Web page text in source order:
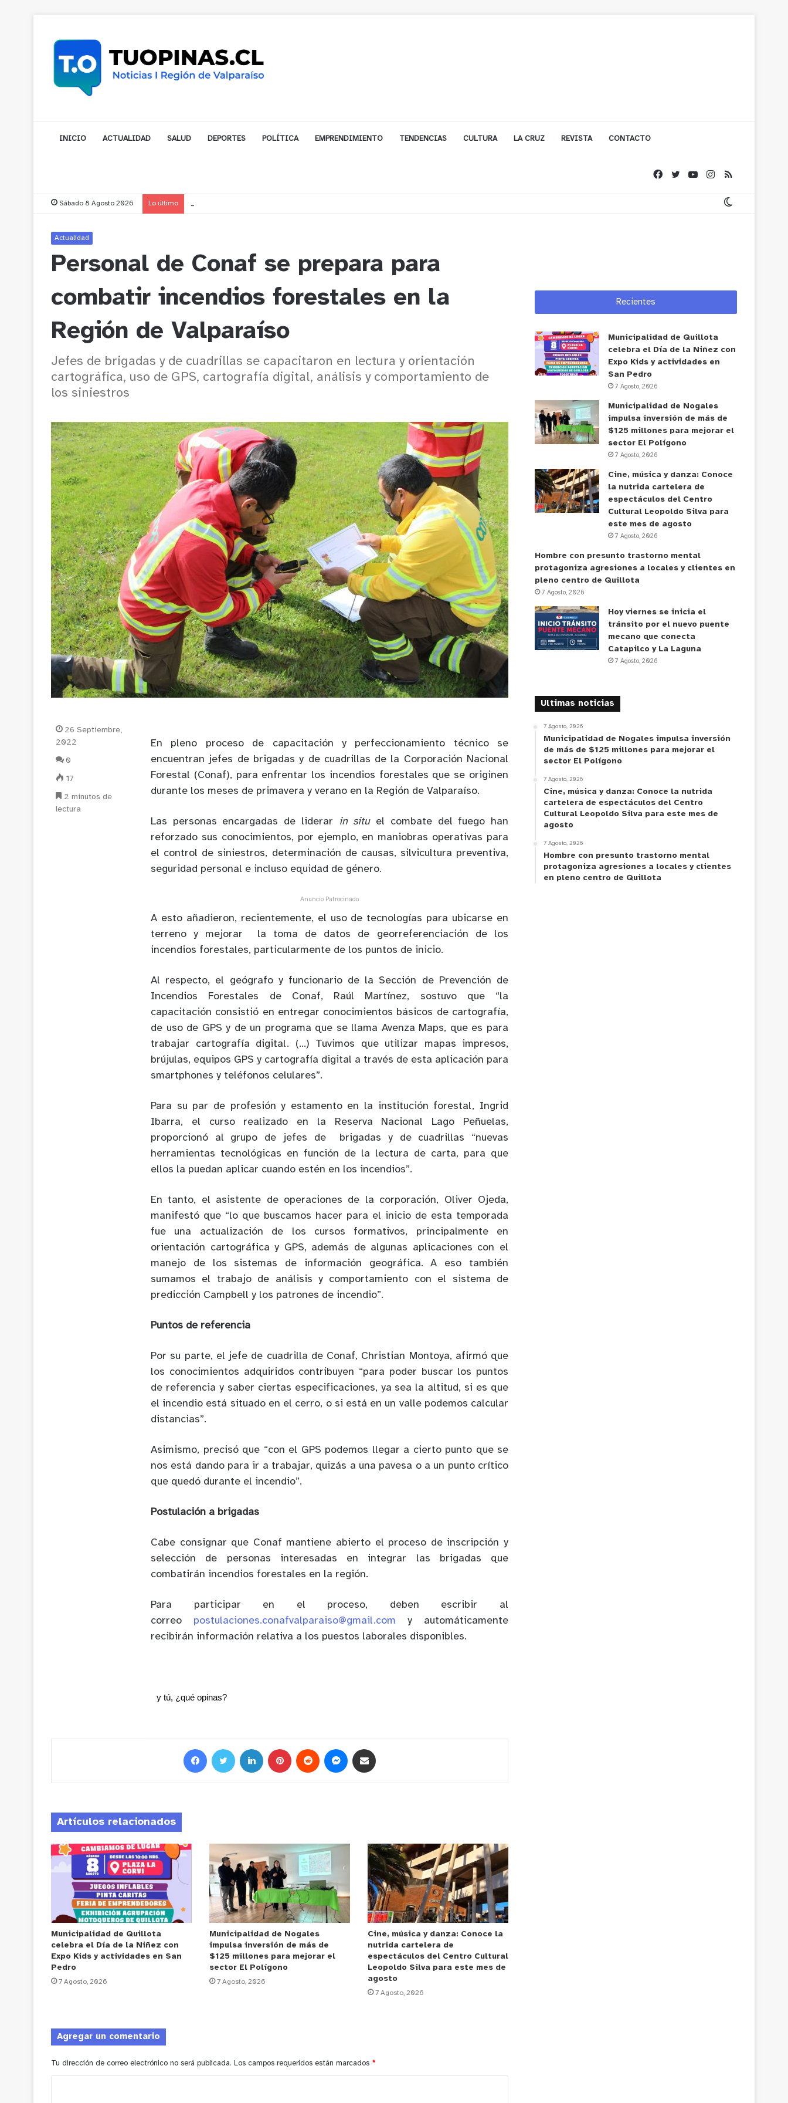
INICIO ACTUALIDAD SALUD DEPORTES POLÍTICA EMPRENDIMIENTO TENDENCIAS CULTURA LA CRUZ REVISTA CONTACTO
Sábado 8 Agosto 2026 Lo último
Actualidad
Personal de Conaf se prepara para
combatir incendios forestales en la
Región de Valparaíso
Jefes de brigadas y de cuadrillas se capacitaron en lectura y orientación
cartográfica, uso de GPS, cartografía digital, análisis y comportamiento de
los siniestros
En pleno proceso de capacitación y perfeccionamiento técnico se
encuentran jefes de brigadas y de cuadrillas de la Corporación Nacional
Forestal (Conaf), para enfrentar los incendios forestales que se originen
durante los meses de primavera y verano en la Región de Valparaíso.
Las personas encargadas de liderar in situel combate del fuego han
reforzado sus conocimientos, por ejemplo, en maniobras operativas para
el control de siniestros, determinación de causas, silvicultura preventiva,
seguridad personal e incluso equidad de género.
Anuncio Patrocinado
A esto añadieron, recientemente, el uso de tecnologías para ubicarse en
terreno y mejorar la toma de datos de georreferenciación de los
incendios forestales, particularmente de los puntos de inicio.
Al respecto, el geógrafo y funcionario de la Sección de Prevención de
Incendios Forestales de Conaf, Raúl Martínez, sostuvo que “la
capacitación consistió en entregar conocimientos básicos de cartografía,
de uso de GPS y de un programa que se llama Avenza Maps, que es para
trabajar cartografía digital. (…) Tuvimos que utilizar mapas impresos,
brújulas, equipos GPS y cartografía digital a través de esta aplicación para
smartphones y teléfonos celulares”.
Para su par de profesión y estamento en la institución forestal, Ingrid
Ibarra, el curso realizado en la Reserva Nacional Lago Peñuelas,
proporcionó al grupo de jefes de brigadas y de cuadrillas “nuevas
herramientas tecnológicas en función de la lectura de carta, para que
ellos la puedan aplicar cuando estén en los incendios”.
En tanto, el asistente de operaciones de la corporación, Oliver Ojeda,
manifestó que “lo que buscamos hacer para el inicio de esta temporada
fue una actualización de los cursos formativos, principalmente en
orientación cartográfica y GPS, además de algunas aplicaciones con el
manejo de los sistemas de información geográfica. A eso también
sumamos el trabajo de análisis y comportamiento con el sistema de
predicción Campbell y los patrones de incendio”.
Puntos de referencia
Por su parte, el jefe de cuadrilla de Conaf, Christian Montoya, afirmó que
los conocimientos adquiridos contribuyen “para poder buscar los puntos
de referencia y saber ciertas especificaciones, ya sea la altitud, si es que
el incendio está situado en el cerro, o si está en un valle podemos calcular
distancias”.
Asimismo, precisó que “con el GPS podemos llegar a cierto punto que se
nos está dando para ir a trabajar, quizás a una pavesa o a un punto crítico
que quedó durante el incendio”.
Postulación a brigadas
Cabe consignar que Conaf mantiene abierto el proceso de inscripción y
selección de personas interesadas en integrar las brigadas que
combatirán incendios forestales en la región.
Para participar en el proceso, deben escribir al
correo postulaciones.conafvalparaiso@gmail.com y automáticamente
recibirán información relativa a los puestos laborales disponibles.
y tú, ¿qué opinas?
26 Septiembre,
2022
0
17
2 minutos de
lectura
Artículos relacionados
Municipalidad de Quillota
celebra el Día de la Niñez con
Expo Kids y actividades en San
Pedro
7 Agosto, 2026
Municipalidad de Nogales
impulsa inversión de más de
$125 millones para mejorar el
sector El Polígono
7 Agosto, 2026
Cine, música y danza: Conoce la
nutrida cartelera de
espectáculos del Centro Cultural
Leopoldo Silva para este mes de
agosto
7 Agosto, 2026
Agregar un comentario
Tu dirección de correo electrónico no será publicada. Los campos requeridos están marcados *
Recientes
Municipalidad de Quillota
celebra el Día de la Niñez con
Expo Kids y actividades en
San Pedro
7 Agosto, 2026
Municipalidad de Nogales
impulsa inversión de más de
$125 millones para mejorar el
sector El Polígono
7 Agosto, 2026
Cine, música y danza: Conoce
la nutrida cartelera de
espectáculos del Centro
Cultural Leopoldo Silva para
este mes de agosto
7 Agosto, 2026
Hombre con presunto trastorno mental
protagoniza agresiones a locales y clientes en
pleno centro de Quillota
7 Agosto, 2026
Hoy viernes se inicia el
tránsito por el nuevo puente
mecano que conecta
Catapilco y La Laguna
7 Agosto, 2026
Ultimas noticias
7 Agosto, 2026
Municipalidad de Nogales impulsa inversión
de más de $125 millones para mejorar el
sector El Polígono
7 Agosto, 2026
Cine, música y danza: Conoce la nutrida
cartelera de espectáculos del Centro
Cultural Leopoldo Silva para este mes de
agosto
7 Agosto, 2026
Hombre con presunto trastorno mental
protagoniza agresiones a locales y clientes
en pleno centro de Quillota